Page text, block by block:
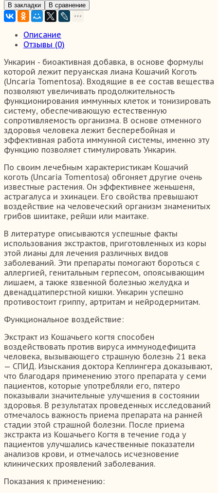
В закладки
В сравнение
Описание
Отзывы (0)
Ункарин - биоактивная добавка, в основе формулы
которой лежит перуанская лиана Кошачий Коготь
(Uncaria Tomentosa). Входящие в ее состав вещества
позволяют увеличивать продолжительность
функционирования иммунных клеток и тонизировать
систему, обеспечивающую естественную
сопротивляемость организма. В основе отменного
здоровья человека лежит бесперебойная и
эффективная работа иммунной системы, именно эту
функцию позволяет стимулировать Ункарин.
По своим лечебным характеристикам Кошачий
коготь (Uncaria Tomentosa) обгоняет другие очень
известные растения. Он эффективнее женьшеня,
астрагалуса и эхинацеи. Его свойства превышают
воздействие на человеческий организм знаменитых
грибов шиитаке, рейши или маитаке.
В литературе описываются успешные факты
использования экстрактов, приготовленных из коры
этой лианы для лечения различных видов
заболеваний. Эти препараты помогают бороться с
аллергией, генитальным герпесом, опоясывающим
лишаем, а также язвенной болезнью желудка и
двенадцатиперстной кишки. Ункарин успешно
противостоит гриппу, артритам и нейродермитам.
Функциональное воздействие:
Экстракт из Кошачьего когтя способен
воздействовать против вируса иммунодефицита
человека, вызывающего страшную болезнь 21 века
— СПИД. Изыскания доктора Кеплингера доказывают,
что благодаря применению этого препарата у семи
пациентов, которые употребляли его, пятеро
показывали значительные улучшения в состоянии
здоровья. В результатах проведенных исследований
отмечалось важность приема препарата на ранней
стадии этой страшной болезни. После приема
экстракта из Кошачьего Когтя в течение года у
пациентов улучшались качественные показатели
анализов крови, и отмечалось исчезновение
клинических проявлений заболевания.
Показания к применению: